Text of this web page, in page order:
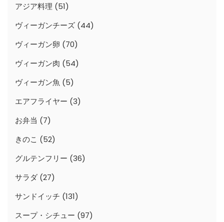
アジア料理 (51)
ヴィーガンチーズ (44)
ヴィーガン卵 (70)
ヴィーガン肉 (54)
ヴィーガン魚 (5)
エアフライヤー (3)
お弁当 (7)
きのこ (52)
グルテンフリー (36)
サラダ (27)
サンドイッチ (131)
スープ・シチュー (97)